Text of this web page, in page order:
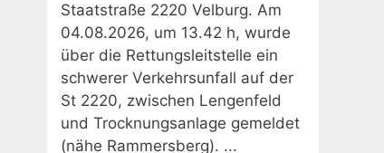
Staatstraße 2220 Velburg. Am
04.08.2026, um 13.42 h, wurde
über die Rettungsleitstelle ein
schwerer Verkehrsunfall auf der
St 2220, zwischen Lengenfeld
und Trocknungsanlage gemeldet
(nähe Rammersberg). ...